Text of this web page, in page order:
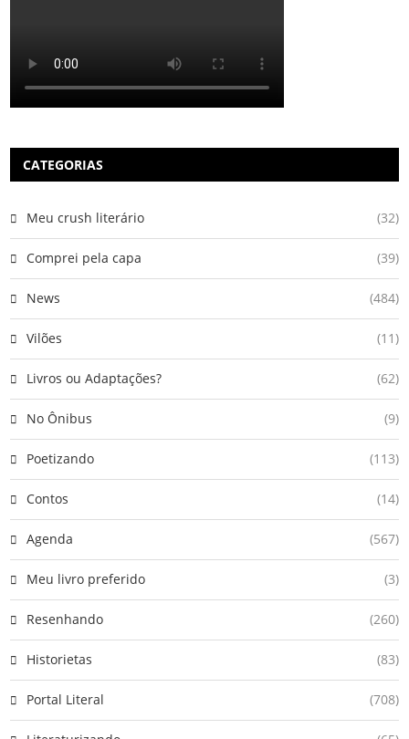
CATEGORIAS
Meu crush literário (32)
Comprei pela capa (39)
News (484)
Vilões (11)
Livros ou Adaptações? (62)
No Ônibus (9)
Poetizando (113)
Contos (14)
Agenda (567)
Meu livro preferido (3)
Resenhando (260)
Historietas (83)
Portal Literal (708)